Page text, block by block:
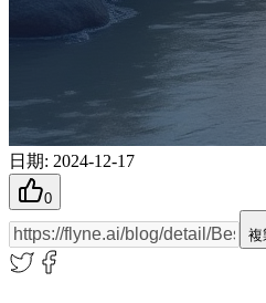
日期: 2024-12-17
0
複